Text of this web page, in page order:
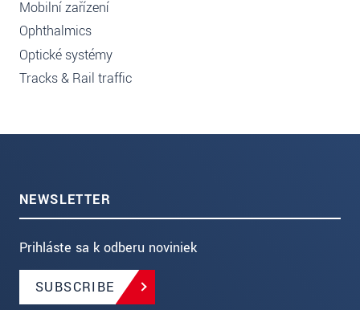
Mobilní zařízení
Ophthalmics
Optické systémy
Tracks & Rail traffic
NEWSLETTER
Prihláste sa k odberu noviniek
SUBSCRIBE